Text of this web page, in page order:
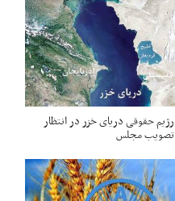
رژیم حقوقی دریای خزر در انتظار
تصویب مجلس